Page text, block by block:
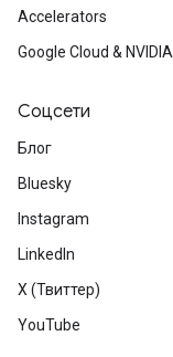
Accelerators
Google Cloud & NVIDIA
Соцсети
Блог
Bluesky
Instagram
LinkedIn
X (Твиттер)
YouTube